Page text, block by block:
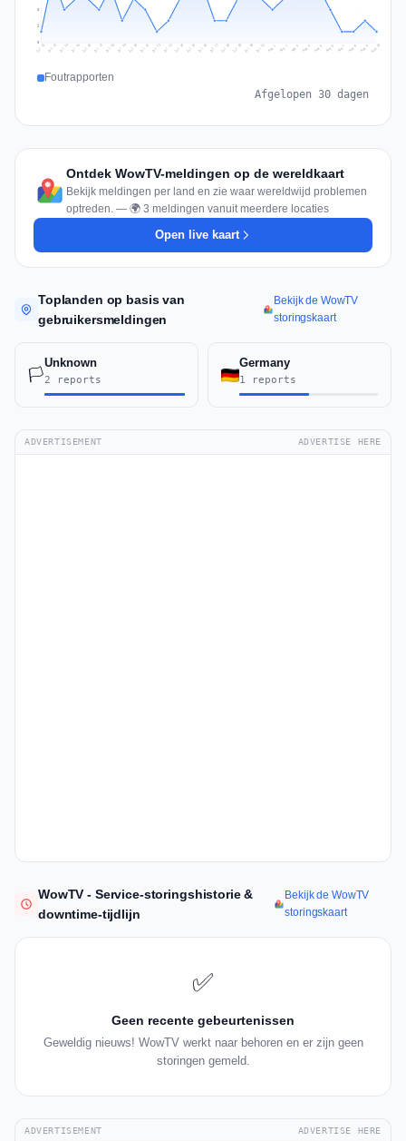
2
3
Jul 12 Jul 13 Jul 14 Jul 15 Jul 16 Jul 17 Jul 18 Jul 19 Jul 20 Jul 21 Jul 22 Jul 23 Jul 24 Jul 25 Jul 26 Jul 27 Jul 28 Jul 29 Jul 30 Jul 31 Aug 1 Aug 2 Aug 3 Aug 4 Aug 5 Aug 6 Aug 7 Aug 8 Aug 9 Aug 10
Foutrapporten
Afgelopen 30 dagen
Ontdek WowTV-meldingen op de wereldkaart
Bekijk meldingen per land en zie waar wereldwijd problemen
optreden. — 🌍 3 meldingen vanuit meerdere locaties
Open live kaart
Toplanden op basis van
gebruikersmeldingen
Bekijk de WowTV
storingskaart
🏳️
Unknown
2 reports
Germany
1 reports
ADVERTISEMENT ADVERTISE HERE
WowTV - Service-storingshistorie &
downtime-tijdlijn
Bekijk de WowTV
storingskaart
✅
Geen recente gebeurtenissen
Geweldig nieuws! WowTV werkt naar behoren en er zijn geen
storingen gemeld.
ADVERTISEMENT ADVERTISE HERE